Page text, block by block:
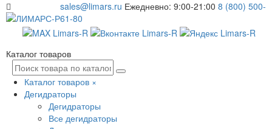
sales@limars.ru Ежедневно: 9:00-21:00 8 (800) 500-
61-80
Каталог товаров
Каталог товаров ×
Дегидраторы
Дегидраторы
Все дегидраторы